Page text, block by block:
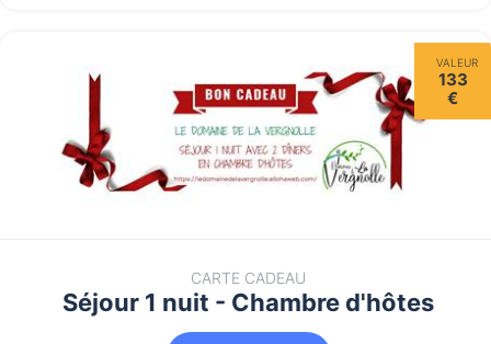
VALEUR
133
€
CARTE CADEAU
Séjour 1 nuit - Chambre d'hôtes